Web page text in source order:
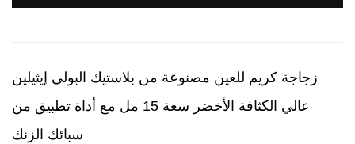
زجاجة كريم للعين مصنوعة من بلاستيك البولي إيثيلين
عالي الكثافة الأخضر سعة 15 مل مع أداة تطبيق من
سبائك الزنك